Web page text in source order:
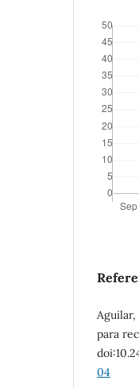
Aguilar,
para
04